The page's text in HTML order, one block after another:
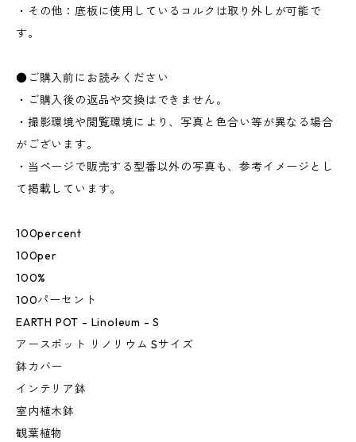
・その他：底板に使用しているコルクは取り外しが可能で
す。
●ご購入前にお読みください
・ご購入後の返品や交換はできません。
・撮影環境や閲覧環境により、写真と色合い等が異なる場合
がございます。
・当ページで販売する型番以外の写真も、参考イメージとし
て掲載しています。
100percent
100per
100%
100パーセント
EARTH POT - Linoleum - S
アースポット リノリウム Sサイズ
鉢カバー
インテリア鉢
室内植木鉢
観葉植物